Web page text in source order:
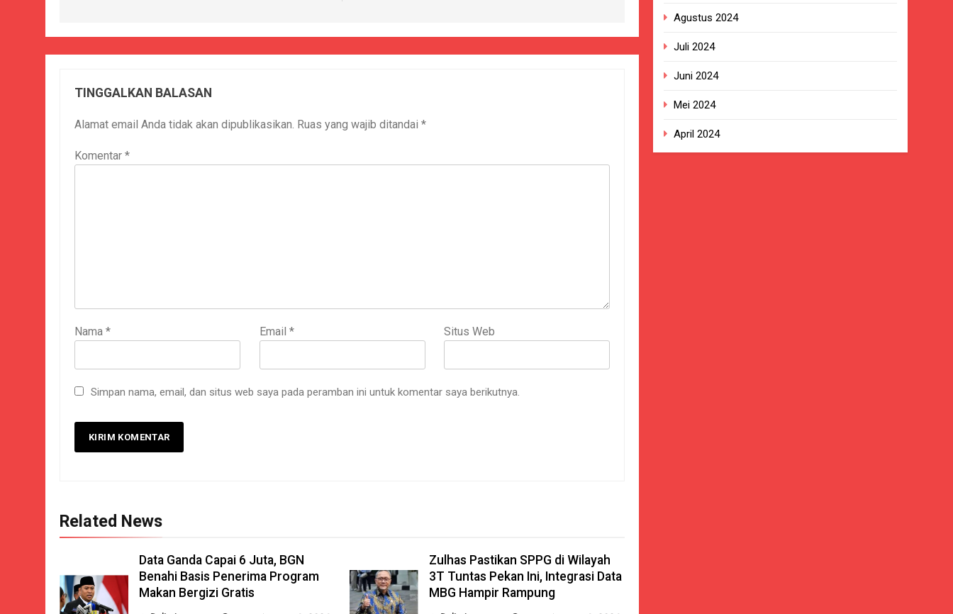
TINGGALKAN BALASAN
Alamat email Anda tidak akan dipublikasikan. Ruas yang wajib ditandai *
Komentar *
Nama * Email * Situs Web
Simpan nama, email, dan situs web saya pada peramban ini untuk komentar saya berikutnya.
Related News
Data Ganda Capai 6 Juta, BGN
Benahi Basis Penerima Program
Makan Bergizi Gratis
Zulhas Pastikan SPPG di Wilayah
3T Tuntas Pekan Ini, Integrasi Data
MBG Hampir Rampung
Agustus 2024
Juli 2024
Juni 2024
Mei 2024
April 2024